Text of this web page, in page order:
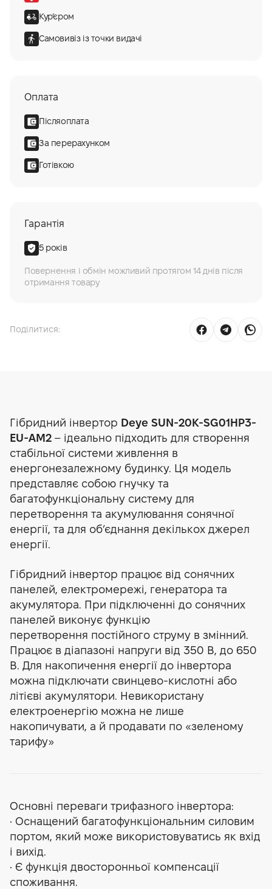
Курʼєром
Самовивіз із точки видачі
Оплата
Післяоплата
За перерахунком
Готівкою
Гарантія
5 років
Повернення і обмін можливий протягом 14 днів після
отримання товару
Поділитися:
Гібридний інвертор Deye SUN-20K-SG01HP3-
EU-AM2 – ідеально підходить для створення
стабільної системи живлення в
енергонезалежному будинку. Ця модель
представляє собою гнучку та
багатофункціональну систему для
перетворення та акумулювання сонячної
енергії, та для об’єднання декількох джерел
енергії.
Гібридний інвертор працює від сонячних
панелей, електромережі, генератора та
акумулятора. При підключенні до сонячних
панелей виконує функцію
перетворення постійного струму в змінний.
Працює в діапазоні напруги від 350 В, до 650
В. Для накопичення енергії до інвертора
можна підключати свинцево-кислотні або
літієві акумулятори. Невикористану
електроенергію можна не лише
накопичувати, а й продавати по «зеленому
тарифу»
Основні переваги трифазного інвертора:
• Оснащений багатофункціональним силовим
портом, який може використовуватись як вхід
і вихід.
• Є функція двосторонньої компенсації
споживання.